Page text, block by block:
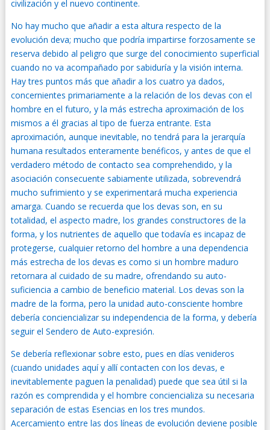
civilización y el nuevo continente.
No hay mucho que añadir a esta altura respecto de la
evolución deva; mucho que podría impartirse forzosamente se
reserva debido al peligro que surge del conocimiento superficial
cuando no va acompañado por sabiduría y la visión interna.
Hay tres puntos más que añadir a los cuatro ya dados,
concernientes primariamente a la relación de los devas con el
hombre en el futuro, y la más estrecha aproximación de los
mismos a él gracias al tipo de fuerza entrante. Esta
aproximación, aunque inevitable, no tendrá para la jerarquía
humana resultados enteramente benéficos, y antes de que el
verdadero método de contacto sea comprehendido, y la
asociación consecuente sabiamente utilizada, sobrevendrá
mucho sufrimiento y se experimentará mucha experiencia
amarga. Cuando se recuerda que los devas son, en su
totalidad, el aspecto madre, los grandes constructores de la
forma, y los nutrientes de aquello que todavía es incapaz de
protegerse, cualquier retorno del hombre a una dependencia
más estrecha de los devas es como si un hombre maduro
retornara al cuidado de su madre, ofrendando su auto-
suficiencia a cambio de beneficio material. Los devas son la
madre de la forma, pero la unidad auto-consciente hombre
debería conciencializar su independencia de la forma, y debería
seguir el Sendero de Auto-expresión.
Se debería reflexionar sobre esto, pues en días venideros
(cuando unidades aquí y allí contacten con los devas, e
inevitablemente paguen la penalidad) puede que sea útil si la
razón es comprendida y el hombre conciencializa su necesaria
separación de estas Esencias en los tres mundos.
Acercamiento entre las dos líneas de evolución deviene posible